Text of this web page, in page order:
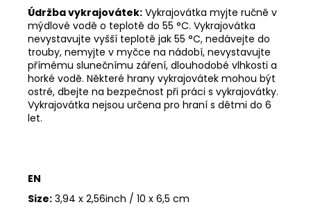
Údržba vykrajovátek: Vykrajovátka myjte ručně v
mýdlové vodě o teplotě do 55 °C. Vykrajovátka
nevystavujte vyšší teplotě jak 55 °C, nedávejte do
trouby, nemyjte v myčce na nádobí, nevystavujte
přímému slunečnímu záření, dlouhodobé vlhkosti a
horké vodě. Některé hrany vykrajovátek mohou být
ostré, dbejte na bezpečnost při práci s vykrajovátky.
Vykrajovátka nejsou určena pro hraní s dětmi do 6
let.
EN
Size: 3,94 x 2,56inch / 10 x 6,5 cm